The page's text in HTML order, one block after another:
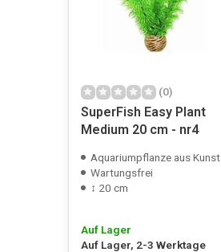
(0)
SuperFish Easy Plant
Medium 20 cm - nr4
Aquariumpflanze aus Kunststoff
Wartungsfrei
↕ 20 cm
Auf Lager
Auf Lager, 2-3 Werktage